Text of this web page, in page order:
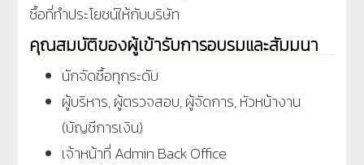
ซื้อที่ทำประโยชน์ให้กับบริษัท
คุณสมบัติของผู้เข้ารับการอบรมและสัมมนา
นักจัดซื้อทุกระดับ
ผู้บริหาร, ผู้ตรวจสอบ, ผู้จัดการ, หัวหน้างาน
(บัญชีการเงิน)
เจ้าหน้าที่ Admin Back Office